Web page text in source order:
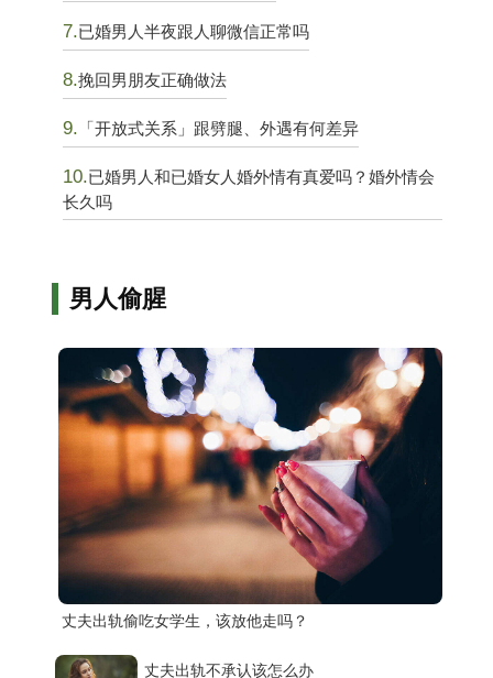
7.已婚男人半夜跟人聊微信正常吗
8.挽回男朋友正确做法
9. 「开放式关系」跟劈腿、外遇有何差异
10.已婚男人和已婚女人婚外情有真爱吗？婚外情会
长久吗
男人偷腥
丈夫出轨偷吃女学生，该放他走吗？
丈夫出轨不承认该怎么办